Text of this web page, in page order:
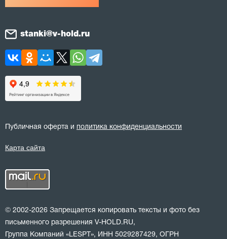
stanki@v-hold.ru
Публичная оферта и политика конфиденциальности
Карта сайта
© 2002-2026 Запрещается копировать тексты и фото без
письменного разрешения V-HOLD.RU,
Группа Компаний «LESPT», ИНН 5029287429, ОГРН